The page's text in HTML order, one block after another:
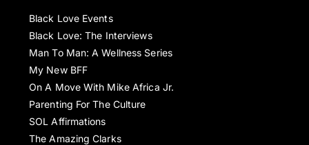
Black Love Events
Black Love: The Interviews
Man To Man: A Wellness Series
My New BFF
On A Move With Mike Africa Jr.
Parenting For The Culture
SOL Affirmations
The Amazing Clarks